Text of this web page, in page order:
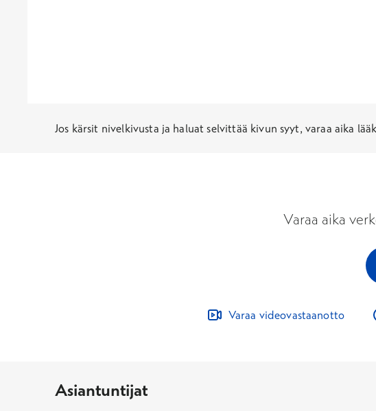
Jos kärsit nivelkivusta ja haluat selvittää kivun syyt, varaa aika
Varaa aika
Varaa videovastaanotto
Asiantuntijat